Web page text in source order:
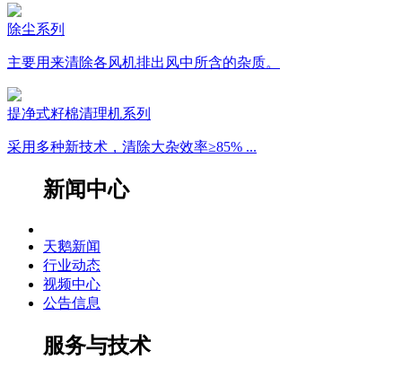
除尘系列
主要用来清除各风机排出风中所含的杂质。
提净式籽棉清理机系列
采用多种新技术，清除大杂效率≥85% ...
新闻中心
天鹅新闻
行业动态
视频中心
公告信息
服务与技术